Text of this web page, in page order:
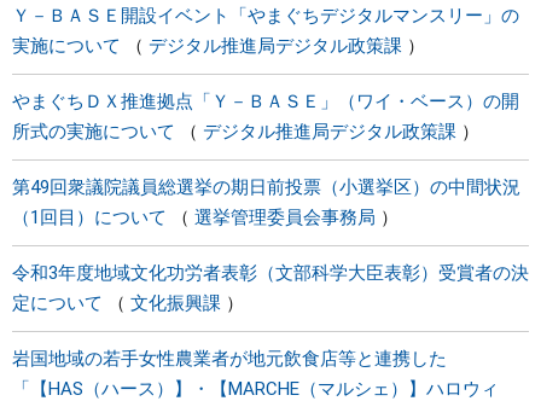
Ｙ－ＢＡＳＥ開設イベント「やまぐちデジタルマンスリー」の
実施について
デジタル推進局デジタル政策課
やまぐちＤＸ推進拠点「Ｙ－ＢＡＳＥ」（ワイ・ベース）の開
所式の実施について
デジタル推進局デジタル政策課
第49回衆議院議員総選挙の期日前投票（小選挙区）の中間状況
（1回目）について
選挙管理委員会事務局
令和3年度地域文化功労者表彰（文部科学大臣表彰）受賞者の決
定について
文化振興課
岩国地域の若手女性農業者が地元飲食店等と連携した
「【HAS（ハース）】・【MARCHE（マルシェ）】ハロウィ